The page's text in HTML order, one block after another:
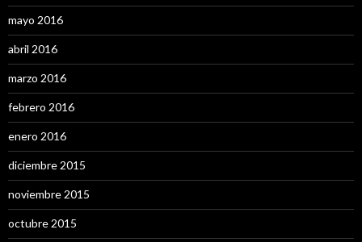
mayo 2016
abril 2016
marzo 2016
febrero 2016
enero 2016
diciembre 2015
noviembre 2015
octubre 2015